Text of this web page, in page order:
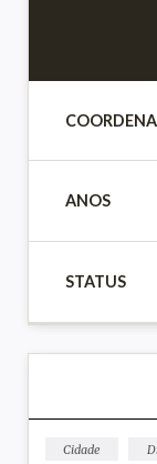
ANOS
STATUS
Cidade